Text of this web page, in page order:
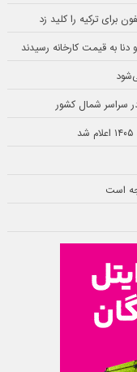
دنا به قیمت کارخانه رسیدند
سراسر شمال کشور
است